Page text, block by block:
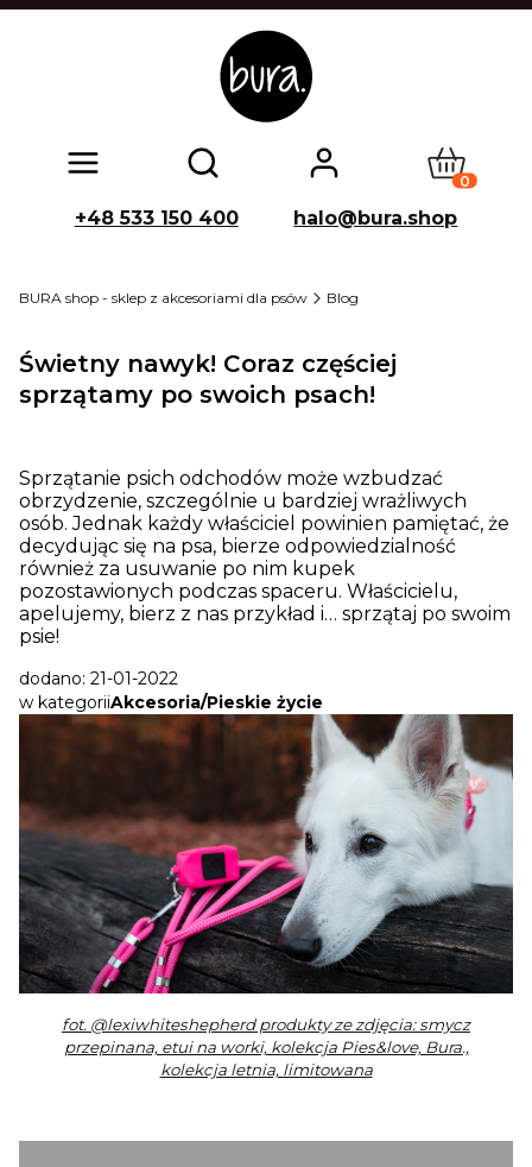
Otwórz wyszukiwarkę Produkty
+48 533 150 400 halo@bura.shop
BURA shop - sklep z akcesoriami dla psów Blog
Świetny nawyk! Coraz częściej
sprzątamy po swoich psach!
Sprzątanie psich odchodów może wzbudzać
obrzydzenie, szczególnie u bardziej wrażliwych
osób. Jednak każdy właściciel powinien pamiętać, że
decydując się na psa, bierze odpowiedzialność
również za usuwanie po nim kupek
pozostawionych podczas spaceru. Właścicielu,
apelujemy, bierz z nas przykład i… sprzątaj po swoim
psie!
dodano: 21-01-2022
w kategoriiAkcesoria/Pieskie życie
fot. @lexiwhiteshepherd produkty ze zdjęcia: smycz
przepinana, etui na worki, kolekcja Pies&love, Bura.,
kolekcja letnia, limitowana